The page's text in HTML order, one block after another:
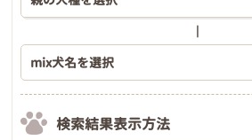
検索結果表示方法